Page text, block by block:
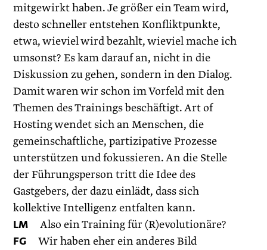
mitgewirkt haben. Je größer ein Team wird,
desto schneller entstehen Konfliktpunkte,
etwa, wieviel wird bezahlt, wieviel mache ich
umsonst? Es kam darauf an, nicht in die
Diskussion zu gehen, sondern in den Dialog.
Damit waren wir schon im Vorfeld mit den
Themen des Trainings beschäftigt. Art of
Hosting wendet sich an Menschen, die
gemeinschaftliche, partizipative Prozesse
unterstützen und fokussieren. An die Stelle
der Führungsperson tritt die Idee des
Gastgebers, der dazu einlädt, dass sich
kollektive Intelligenz entfalten kann.
LM Also ein Training für (R)evolutionäre?
FG Wir haben eher ein anderes Bild